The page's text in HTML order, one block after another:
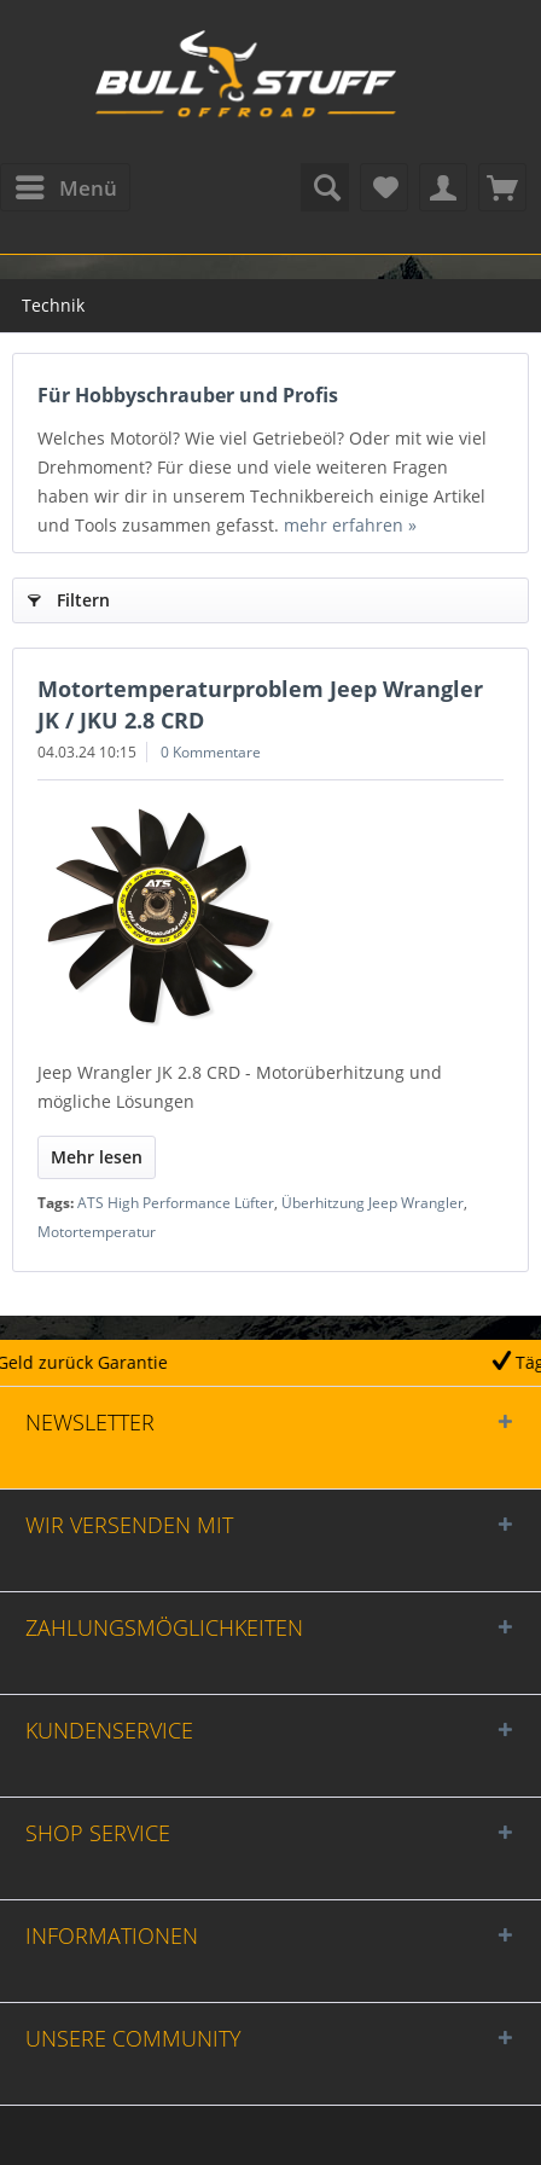
Menü
Technik
Für Hobbyschrauber und Profis
Welches Motoröl? Wie viel Getriebeöl? Oder mit wie viel
Drehmoment? Für diese und viele weiteren Fragen
haben wir dir in unserem Technikbereich einige Artikel
und Tools zusammen gefasst. mehr erfahren »
Filtern
Motortemperaturproblem Jeep Wrangler
JK / JKU 2.8 CRD
04.03.24 10:15 0 Kommentare
Jeep Wrangler JK 2.8 CRD - Motorüberhitzung und
mögliche Lösungen
Mehr lesen
Tags:ATS High Performance Lüfter, Überhitzung Jeep Wrangler,
Motortemperatur
NEWSLETTER
WIR VERSENDEN MIT
ZAHLUNGSMÖGLICHKEITEN
KUNDENSERVICE
SHOP SERVICE
INFORMATIONEN
UNSERE COMMUNITY